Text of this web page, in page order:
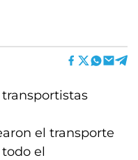
transportistas
el transporte
el